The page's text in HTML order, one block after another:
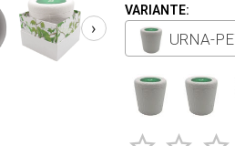
›
VARIANTE:
URNA-